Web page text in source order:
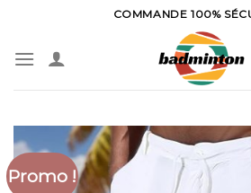
content
COMMANDE 100%
Promo !